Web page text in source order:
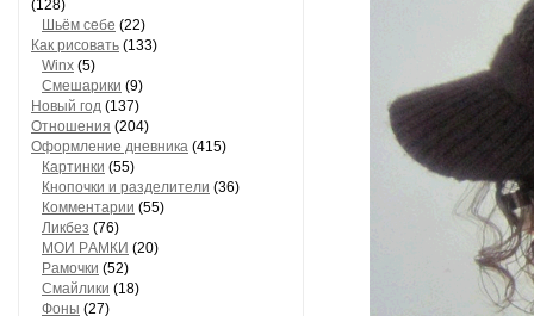
(128)
Шьём себе (22)
Как рисовать (133)
Winx (5)
Смешарики (9)
Новый год (137)
Отношения (204)
Оформление дневника (415)
Кaртинки (55)
Кнопочки и рaзделители (36)
Комментaрии (55)
Ликбез (76)
МОИ РAМКИ (20)
Рaмочки (52)
Смaйлики (18)
Фоны (27)